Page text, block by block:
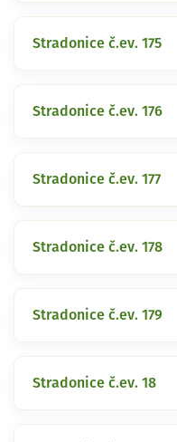
Stradonice č.ev. 175
Stradonice č.ev. 176
Stradonice č.ev. 177
Stradonice č.ev. 178
Stradonice č.ev. 179
Stradonice č.ev. 18